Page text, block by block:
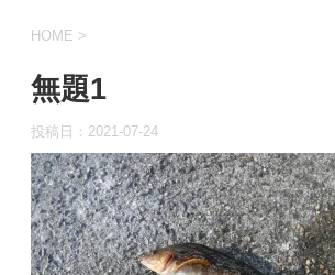
HOME >
無題1
投稿日： 2021-07-24